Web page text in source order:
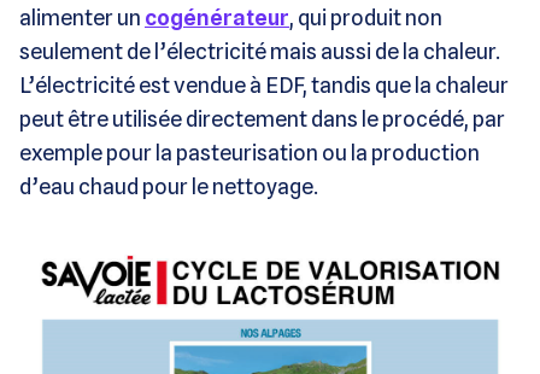
alimenter un cogénérateur, qui produit non
seulement de l’électricité mais aussi de la chaleur.
L’électricité est vendue à EDF, tandis que la chaleur
peut être utilisée directement dans le procédé, par
exemple pour la pasteurisation ou la production
d’eau chaud pour le nettoyage.